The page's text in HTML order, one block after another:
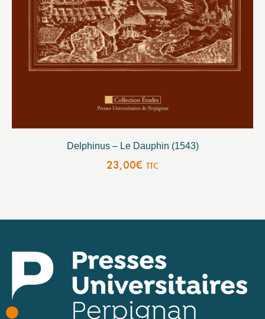
Delphinus – Le Dauphin (1543)
23,00€ TTC